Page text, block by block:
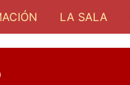
LA SALA